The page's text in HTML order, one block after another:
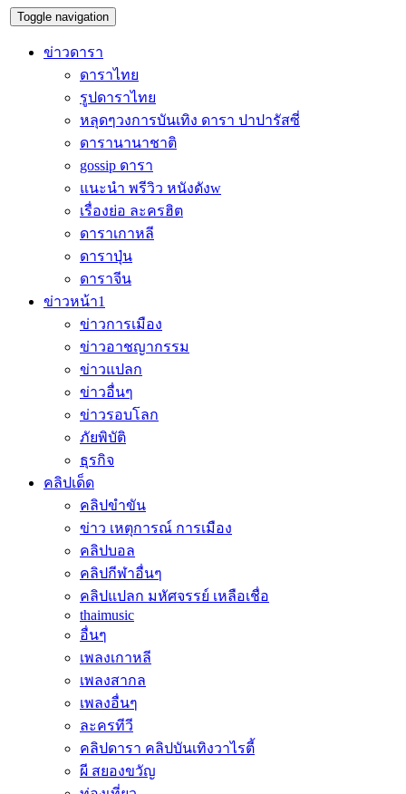
Toggle navigation
ข่าวดารา
ดาราไทย
รูปดาราไทย
หลุดๆวงการบันเทิง ดารา ปาปารัสซี่
ดารานานาชาติ
gossip ดารา
แนะนำ พรีวิว หนังดังw
เรื่องย่อ ละครฮิต
ดาราเกาหลี
ดาราปุ่น
ดาราจีน
ข่าวหน้า1
ข่าวการเมือง
ข่าวอาชญากรรม
ข่าวแปลก
ข่าวอื่นๆ
ข่าวรอบโลก
ภัยพิบัติ
ธุรกิจ
คลิปเด็ด
คลิปขำขัน
ข่าว เหตุการณ์ การเมือง
คลิปบอล
คลิปกีฬาอื่นๆ
คลิปแปลก มหัศจรรย์ เหลือเชื่อ
thaimusic
อื่นๆ
เพลงเกาหลี
เพลงสากล
เพลงอื่นๆ
ละครทีวี
คลิปดารา คลิปบันเทิงวาไรตี้
ผี สยองขวัญ